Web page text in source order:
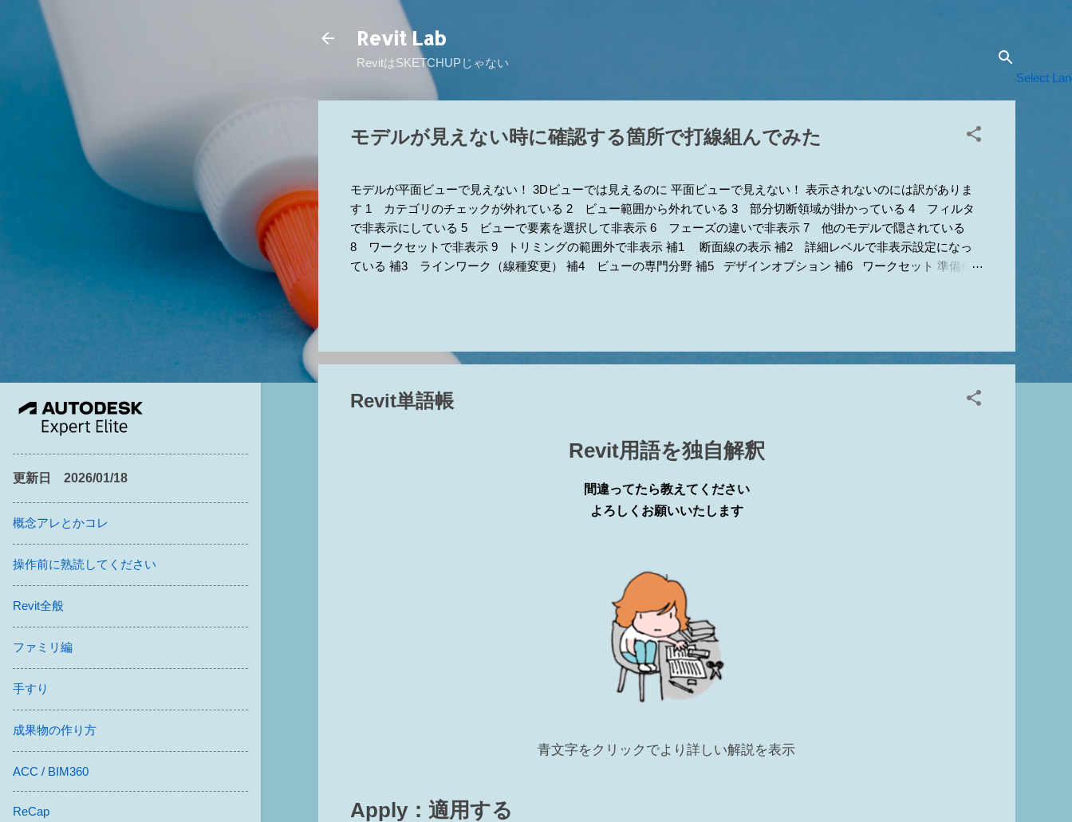
Select
Revit Lab
RevitはSKETCHUPじゃない
モデルが見えない時に確認する箇所で打線組んでみた
モデルが平面ビューで見えない！ 3Dビューでは見えるのに 平面ビューで見えない！ 表示されないのには訳がありま
す 1 カテゴリのチェックが外れている 2 ビュー範囲から外れている 3 部分切断領域が掛かっている 4 フィルタ
で非表示にしている 5 ビューで要素を選択して非表示 6 フェーズの違いで非表示 7 他のモデルで隠されている
8 ワークセットで非表示 9 トリミングの範囲外で非表示 補1 断面線の表示 補2 詳細レベルで非表示設定になっ
ている 補3 ラインワーク（線種変更） 補4 ビューの専門分野 補5 デザインオプション 補6 ワークセット 準備体
ューテンプレート側でコントロールされています。 2 ビュー範囲から外れている 殆んどのモデルはビューの②切断面
部にある要素でも、カテゴリによっては表示される 表示されるカテゴリ：窓、収納設備、一般モデル Revit HELP↓ 3
とにフィルタの設定ができ、表示のチェックをオフすれば非表示になります 5 ビューで要素を選択して非表示 非表
示にする要素を選択して右クリック⇒ビューで非表示⇒要素（カテゴリ） ※ビューテンプレートがあてられている場合
Revit単語帳
Revit用語を独自解釈
間違ってたら教えてください
よろしくお願いいたします
青文字をクリックでより詳しい解説を表示
Apply：適用する
更新日 2026/01/18
概念アレとかコレ
操作前に熟読してください
Revit全般
ファミリ編
手すり
成果物の作り方
ACC / BIM360
ReCap